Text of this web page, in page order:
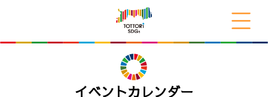
イベントカレンダー